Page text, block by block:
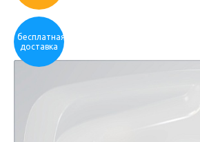
бесплатная
доставка